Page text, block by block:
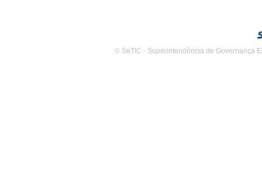
© SeTIC - Superintendência de Governança